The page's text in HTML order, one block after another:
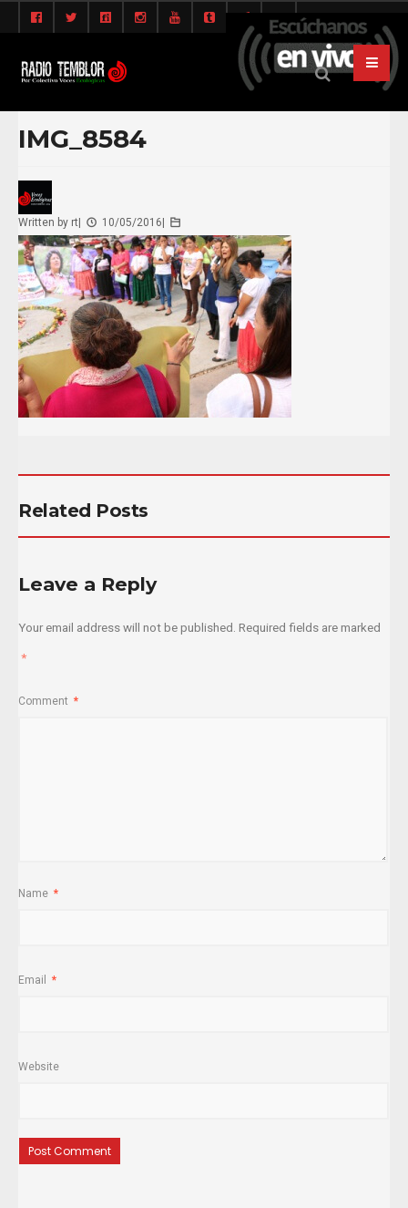
IMG_8584
Written by rt 10/05/2016
Related Posts
Leave a Reply
Your email address will not be published. Required fields are marked
*
Comment *
Name *
Email *
Website